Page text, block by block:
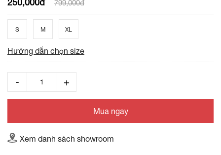
250,000đ 799,000đ
S M XL
Hướng dẫn chọn size
Mua ngay
Xem danh sách showroom